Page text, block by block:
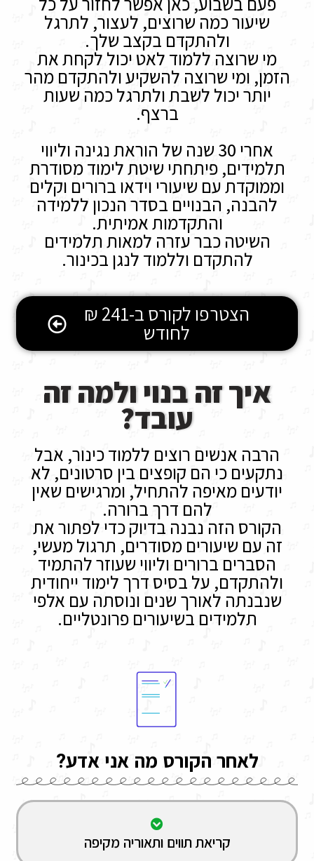
שיעור כמה שרוצים, לעצור, לתרגל
ולהתקדם בקצב שלך.
מי שרוצה ללמוד לאט יכול לקחת את
הזמן, ומי שרוצה להשקיע ולהתקדם מהר
יותר יכול לשבת ולתרגל כמה שעות
ברצף.
אחרי 30 שנה של הוראת נגינה וליווי
תלמידים, פיתחתי שיטת לימוד מסודרת
וממוקדת עם שיעורי וידאו ברורים וקלים
להבנה, הבנויים בסדר הנכון ללמידה
והתקדמות אמיתית.
השיטה כבר עזרה למאות תלמידים
להתקדם וללמוד לנגן בכינור.
הצטרפו לקורס ב-241 ₪
לחודש
איך זה בנוי ולמה זה
עובד?
הרבה אנשים רוצים ללמוד כינור, אבל
נתקעים כי הם קופצים בין סרטונים, לא
יודעים מאיפה להתחיל, ומרגישים שאין
להם דרך ברורה.
הקורס הזה נבנה בדיוק כדי לפתור את
זה עם שיעורים מסודרים, תרגול מעשי,
הסברים ברורים וליווי שעוזר להתמיד
ולהתקדם, על בסיס דרך לימוד ייחודית
שנבנתה לאורך שנים ונוסתה עם אלפי
תלמידים בשיעורים פרונטליים.
לאחר הקורס מה אני אדע?
קריאת תווים ותאוריה מקיפה